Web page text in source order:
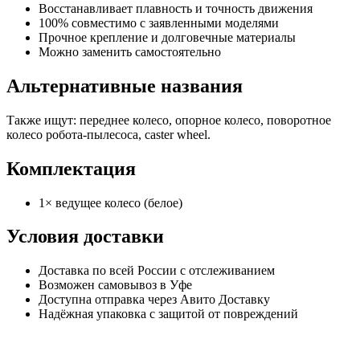
Восстанавливает плавность и точность движения
100% совместимо с заявленными моделями
Прочное крепление и долговечные материалы
Можно заменить самостоятельно
Альтернативные названия
Также ищут: переднее колесо, опорное колесо, поворотное
колесо робота-пылесоса, caster wheel.
Комплектация
1× ведущее колесо (белое)
Условия доставки
Доставка по всей России с отслеживанием
Возможен самовывоз в Уфе
Доступна отправка через Авито Доставку
Надёжная упаковка с защитой от повреждений